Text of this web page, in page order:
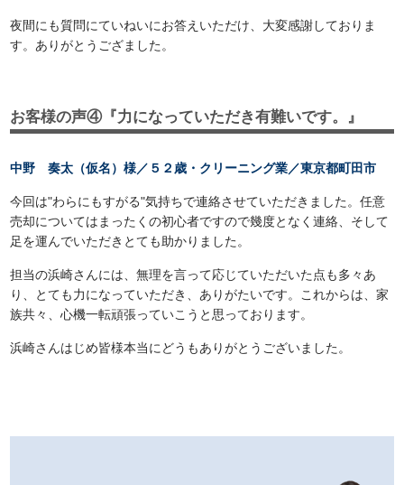
夜間にも質問にていねいにお答えいただけ、大変感謝しておりま
す。ありがとうござました。
お客様の声④『力になっていただき有難いです。』
中野 奏太（仮名）様／５２歳・クリーニング業／東京都町田市
今回は"わらにもすがる"気持ちで連絡させていただきました。任意
売却についてはまったくの初心者ですので幾度となく連絡、そして
足を運んでいただきとても助かりました。
担当の浜崎さんには、無理を言って応じていただいた点も多々あ
り、とても力になっていただき、ありがたいです。これからは、家
族共々、心機一転頑張っていこうと思っております。
浜崎さんはじめ皆様本当にどうもありがとうございました。